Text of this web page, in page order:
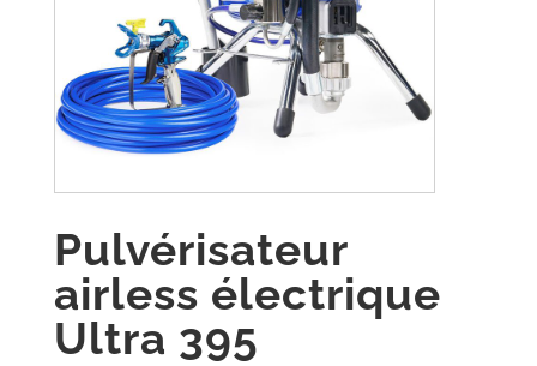
Pulvérisateur
airless électrique
Ultra 395